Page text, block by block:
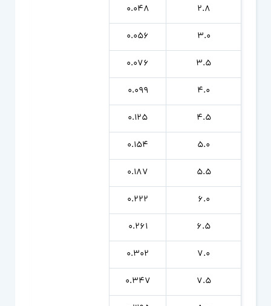
2.8
0.048
3.0
0.056
3.5
0.076
4.0
0.099
4.5
0.125
5.0
0.154
5.5
0.187
6.0
0.222
6.5
0.261
7.0
0.302
7.5
0.347